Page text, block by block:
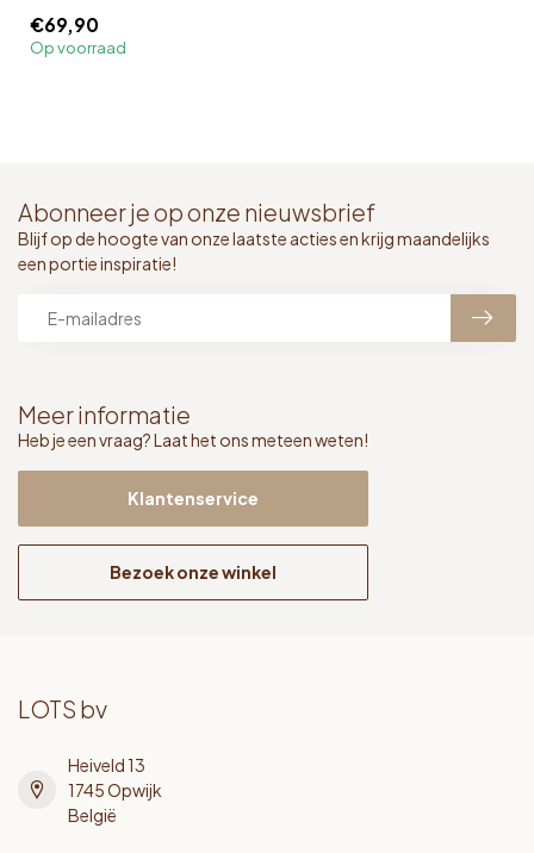
€69,90
Op voorraad
Meer informatie
Heb je een vraag? Laat het ons meteen weten!
Klantenservice
Bezoek onze winkel
Abonneer je op onze nieuwsbrief
Blijf op de hoogte van onze laatste acties en krijg maandelijks
een portie inspiratie!
LOTS bv
Heiveld 13
1745 Opwijk
België